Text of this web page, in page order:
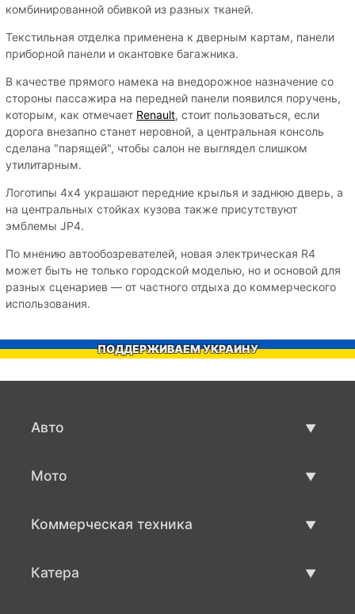
комбинированной обивкой из разных тканей.
Текстильная отделка применена к дверным картам, панели
приборной панели и окантовке багажника.
В качестве прямого намека на внедорожное назначение со
стороны пассажира на передней панели появился поручень,
которым, как отмечает Renault, стоит пользоваться, если
дорога внезапно станет неровной, а центральная консоль
сделана "парящей", чтобы салон не выглядел слишком
утилитарным.
Логотипы 4x4 украшают передние крылья и заднюю дверь, а
на центральных стойках кузова также присутствуют
эмблемы JP4.
По мнению автообозревателей, новая электрическая R4
может быть не только городской моделью, но и основой для
разных сценариев — от частного отдыха до коммерческого
использования.
ПОДДЕРЖИВАЕМ УКРАИНУ
Авто
Мото
Коммерческая техника
Катера